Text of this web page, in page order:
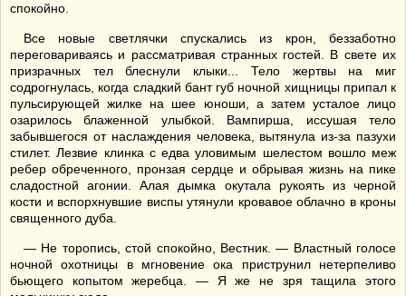
спокойно.
Все новые светлячки спускались из крон, беззаботно
переговариваясь и рассматривая странных гостей. В свете их
призрачных тел блеснули клыки... Тело жертвы на миг
содрогнулась, когда сладкий бант губ ночной хищницы припал к
пульсирующей жилке на шее юноши, а затем усталое лицо
озарилось блаженной улыбкой. Вампирша, иссушая тело
забывшегося от наслаждения человека, вытянула из-за пазухи
стилет. Лезвие клинка с едва уловимым шелестом вошло меж
ребер обреченного, пронзая сердце и обрывая жизнь на пике
сладостной агонии. Алая дымка окутала рукоять из черной
кости и вспорхнувшие виспы утянули кровавое облачно в кроны
священного дуба.
— Не торопись, стой спокойно, Вестник. — Властный голосе
ночной охотницы в мгновение ока приструнил нетерпеливо
бьющего копытом жеребца. — Я же не зря тащила этого